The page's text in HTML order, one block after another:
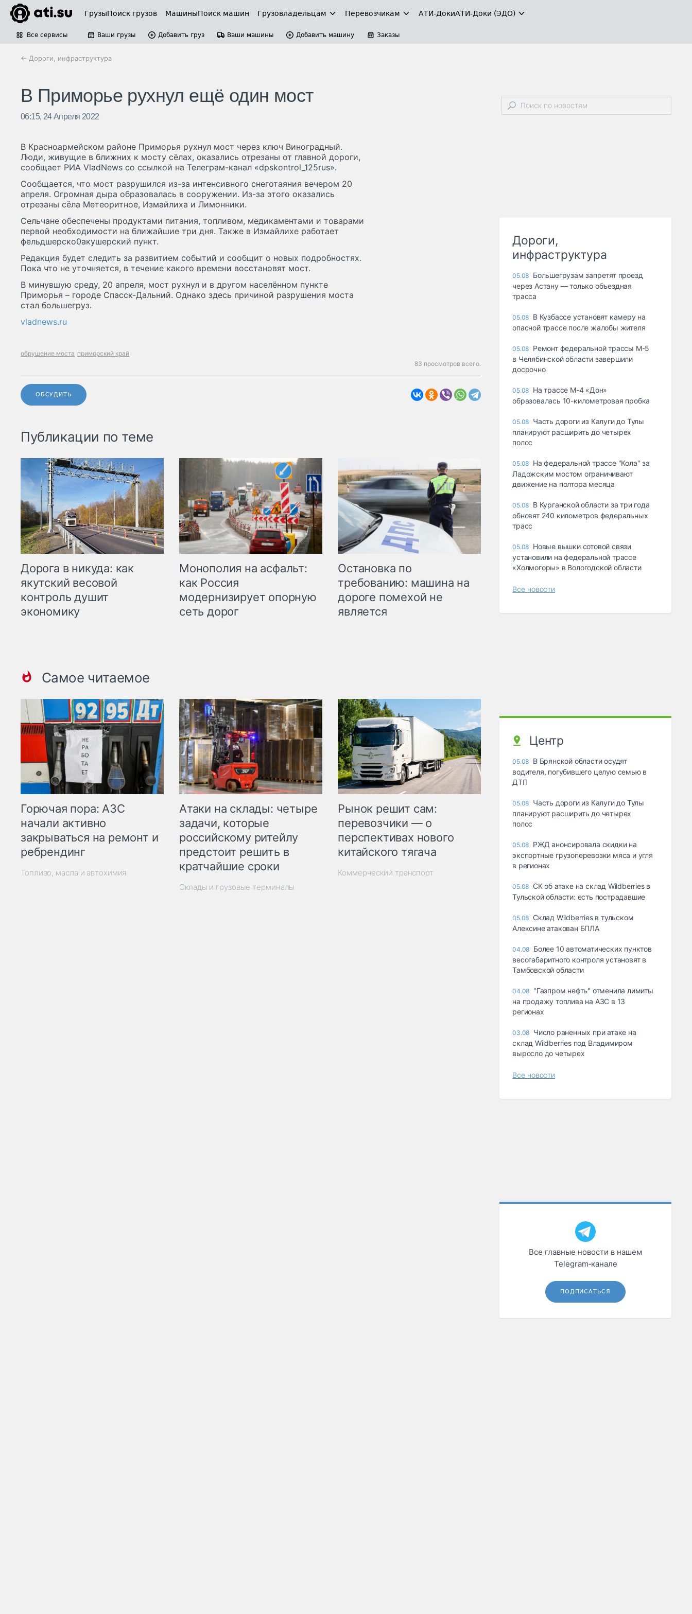
ГрузыПоиск грузов МашиныПоиск машин Грузовладельцам Перевозчикам АТИ-ДокиАТИ-Доки (ЭДО)
Все сервисы Ваши грузы Добавить груз Ваши машины Добавить машину Заказы
← Дороги, инфраструктура
В Приморье рухнул ещё один мост
06:15, 24 Апреля 2022
В Красноармейском районе Приморья рухнул мост через ключ Виноградный.
Люди, живущие в ближних к мосту сёлах, оказались отрезаны от главной дороги,
сообщает РИА VladNews со ссылкой на Телеграм-канал «dpskontrol_125rus».
Сообщается, что мост разрушился из-за интенсивного снеготаяния вечером 20
апреля. Огромная дыра образовалась в сооружении. Из-за этого оказались
отрезаны сёла Метеоритное, Измайлиха и Лимонники.
Сельчане обеспечены продуктами питания, топливом, медикаментами и товарами
первой необходимости на ближайшие три дня. Также в Измайлихе работает
фельдшерско0акушерский пункт.
Редакция будет следить за развитием событий и сообщит о новых подробностях.
Пока что не уточняется, в течение какого времени восстановят мост.
В минувшую среду, 20 апреля, мост рухнул и в другом населённом пункте
Приморья – городе Спасск-Дальний. Однако здесь причиной разрушения моста
стал большегруз.
vladnews.ru
обрушение моста приморский край
83 просмотров всего.
ОБСУДИТЬ
Публикации по теме
Дорога в никуда: как
якутский весовой
контроль душит
экономику
Монополия на асфальт:
как Россия
модернизирует опорную
сеть дорог
Остановка по
требованию: машина на
дороге помехой не
является
Самое читаемое
Горючая пора: АЗС
начали активно
закрываться на ремонт и
ребрендинг
Топливо, масла и автохимия
Атаки на склады: четыре
задачи, которые
российскому ритейлу
предстоит решить в
кратчайшие сроки
Склады и грузовые терминалы
Рынок решит сам:
перевозчики — о
перспективах нового
китайского тягача
Коммерческий транспорт
Дороги,
инфраструктура
05.08 Большегрузам запретят проезд
через Астану — только объездная
трасса
05.08 В Кузбассе установят камеру на
опасной трассе после жалобы жителя
05.08 Ремонт федеральной трассы М-5
в Челябинской области завершили
досрочно
05.08 На трассе М-4 «Дон»
образовалась 10-километровая пробка
05.08 Часть дороги из Калуги до Тулы
планируют расширить до четырех
полос
05.08 На федеральной трассе "Кола" за
Ладожским мостом ограничивают
движение на полтора месяца
05.08 В Курганской области за три года
обновят 240 километров федеральных
трасс
05.08 Новые вышки сотовой связи
установили на федеральной трассе
«Холмогоры» в Вологодской области
Все новости
Центр
05.08 В Брянской области осудят
водителя, погубившего целую семью в
ДТП
05.08 Часть дороги из Калуги до Тулы
планируют расширить до четырех
полос
05.08 РЖД анонсировала скидки на
экспортные грузоперевозки мяса и угля
в регионах
05.08 СК об атаке на склад Wildberries в
Тульской области: есть пострадавшие
05.08 Склад Wildberries в тульском
Алексине атакован БПЛА
04.08 Более 10 автоматических пунктов
весогабаритного контроля установят в
Тамбовской области
04.08 "Газпром нефть" отменила лимиты
на продажу топлива на АЗС в 13
регионах
03.08 Число раненных при атаке на
склад Wildberries под Владимиром
выросло до четырех
Все новости
Все главные новости в нашем
Telegram‑канале
ПОДПИСАТЬСЯ